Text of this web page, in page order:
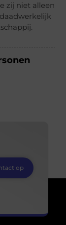
zij niet alleen
op